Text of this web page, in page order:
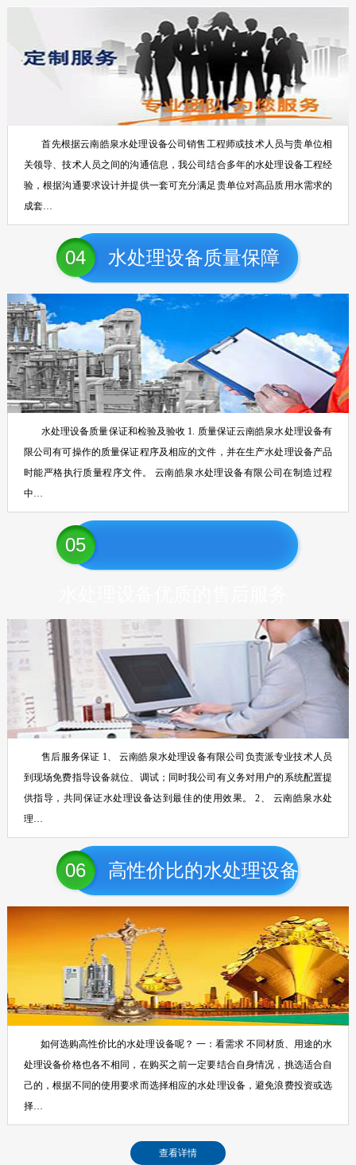
首先根据云南皓泉水处理设备公司销售工程师或技术人员与贵单位相
关领导、技术人员之间的沟通信息，我公司结合多年的水处理设备工程经
验，根据沟通要求设计并提供一套可充分满足贵单位对高品质用水需求的
成套…
04 水处理设备质量保障
水处理设备质量保证和检验及验收 1. 质量保证云南皓泉水处理设备有
限公司有可操作的质量保证程序及相应的文件，并在生产水处理设备产品
时能严格执行质量程序文件。 云南皓泉水处理设备有限公司在制造过程
中…
05
售后服务保证 1、 云南皓泉水处理设备有限公司负责派专业技术人员
到现场免费指导设备就位、调试；同时我公司有义务对用户的系统配置提
供指导，共同保证水处理设备达到最佳的使用效果。 2、 云南皓泉水处
理…
06 高性价比的水处理设备
如何选购高性价比的水处理设备呢？ 一：看需求 不同材质、用途的水
处理设备价格也各不相同，在购买之前一定要结合自身情况，挑选适合自
己的，根据不同的使用要求而选择相应的水处理设备，避免浪费投资或选
择…
查看详情